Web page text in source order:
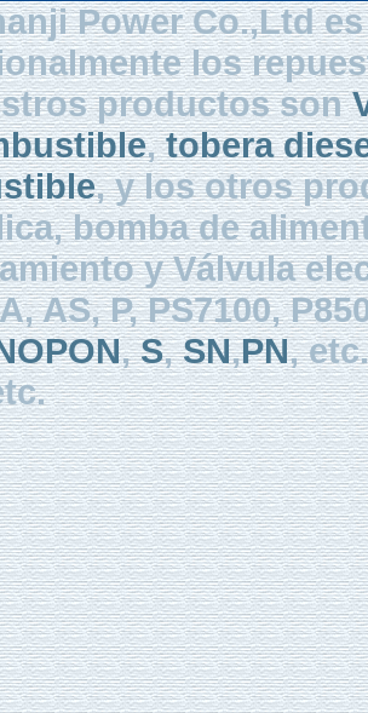
Power Co.,Ltd
los
productos son
,tobera
, y los otros
bomba de
y Válvula
AS, P, PS7100,
,S,SN,PN,